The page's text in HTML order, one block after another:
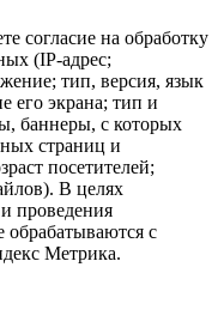
согласие на обработку
(IP-адрес;
тип, версия, язык
его экрана; тип и
баннеры, с которых
страниц и
посетителей;
В целях
проведения
обрабатываются с
Метрика.